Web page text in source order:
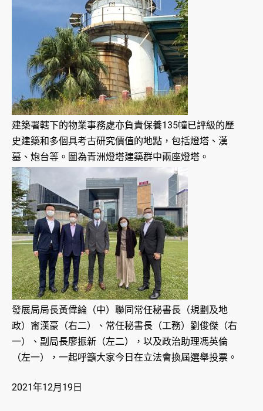
建築署轄下的物業事務處亦負責保養135幢已評級的歷
史建築和多個具考古研究價值的地點，包括燈塔、漢
墓、炮台等。圖為青洲燈塔建築群中兩座燈塔。
發展局局長黃偉綸（中）聯同常任秘書長（規劃及地
政）甯漢豪（右二）、常任秘書長（工務）劉俊傑（右
一）、副局長廖振新（左二），以及政治助理馮英倫
（左一），一起呼籲大家今日在立法會換屆選舉投票。
2021年12月19日